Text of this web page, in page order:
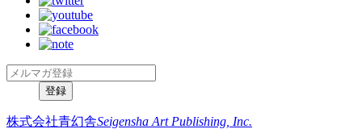
株式会社青幻舎Seigensha Art Publishing, Inc.